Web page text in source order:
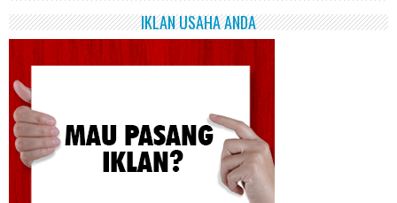
IKLAN USAHA ANDA